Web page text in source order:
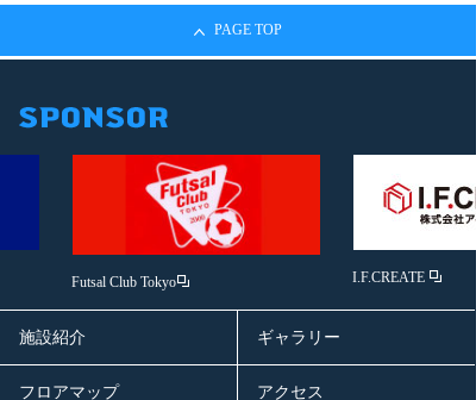
PAGE TOP
Futsal Club Tokyo I.F.CREATE
施設紹介 ギャラリー
フロアマップ アクセス